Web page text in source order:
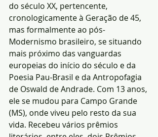
do século XX, pertencente,
cronologicamente à Geração de 45,
mas formalmente ao pós-
Modernismo brasileiro, se situando
mais próximo das vanguardas
europeias do início do século e da
Poesia Pau-Brasil e da Antropofagia
de Oswald de Andrade. Com 13 anos,
ele se mudou para Campo Grande
(MS), onde viveu pelo resto da sua
vida. Recebeu vários prêmios